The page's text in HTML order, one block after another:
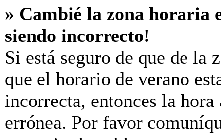
» Cambié la zona horaria
siendo incorrecto!
Si está seguro de que de la
que el horario de verano
incorrecta, entonces la
errónea. Por favor